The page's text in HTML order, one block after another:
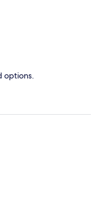
options.